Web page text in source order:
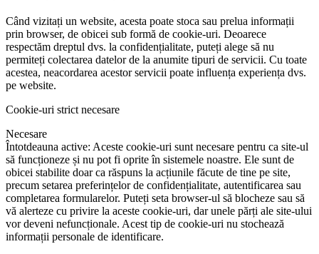
Când vizitați un website, acesta poate stoca sau prelua informații
prin browser, de obicei sub formă de cookie-uri. Deoarece
respectăm dreptul dvs. la confidențialitate, puteți alege să nu
permiteți colectarea datelor de la anumite tipuri de servicii. Cu toate
acestea, neacordarea acestor servicii poate influența experiența dvs.
pe website.
Cookie-uri strict necesare
Necesare
Întotdeauna active: Aceste cookie-uri sunt necesare pentru ca site-ul
să funcționeze și nu pot fi oprite în sistemele noastre. Ele sunt de
obicei stabilite doar ca răspuns la acțiunile făcute de tine pe site,
precum setarea preferințelor de confidențialitate, autentificarea sau
completarea formularelor. Puteți seta browser-ul să blocheze sau să
vă alerteze cu privire la aceste cookie-uri, dar unele părți ale site-ului
vor deveni nefuncționale. Acest tip de cookie-uri nu stochează
informații personale de identificare.